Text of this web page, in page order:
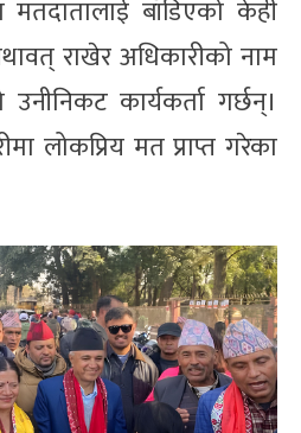
बाँडिएको केही
राखेर अधिकारीको नाम
कार्यकर्ता गर्छन्।
लोकप्रिय मत प्राप्त गरेका